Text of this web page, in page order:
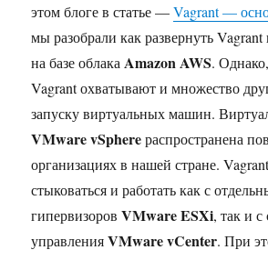
этом блоге в статье —Vagrant —
мы разобрали как развернуть Vagrant
на базе облака Amazon AWS.
Vagrant охватывают и множество
запуску виртуальных машин.
VMware vSphereраспространена
организациях в нашей стране.
стыковаться и работать как с
гипервизоровVMware ESXi, так и с
управленияVMware vCenter. При